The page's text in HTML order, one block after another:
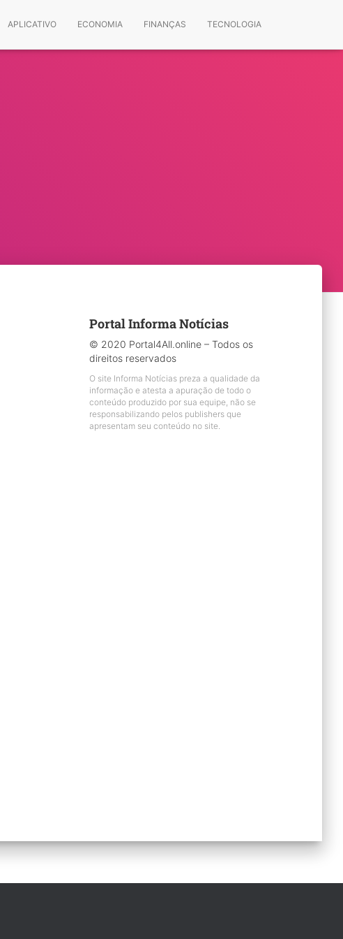
APLICATIVO ECONOMIA FINANÇAS TECNOLOGIA
Portal Informa Notícias
© 2020 Portal4All.online – Todos os
direitos reservados
O site Informa Notícias preza a qualidade da
informação e atesta a apuração de todo o
conteúdo produzido por sua equipe, não se
responsabilizando pelos publishers que
apresentam seu conteúdo no site.